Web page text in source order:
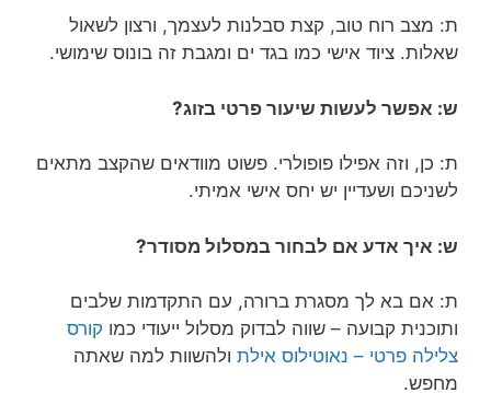
ת: מצב רוח טוב, קצת סבלנות לעצמך, ורצון לשאול
שאלות. ציוד אישי כמו בגד ים ומגבת זה בונוס שימושי.
ש: אפשר לעשות שיעור פרטי בזוג?
ת: כן, וזה אפילו פופולרי. פשוט מוודאים שהקצב מתאים
לשניכם ושעדיין יש יחס אישי אמיתי.
ש: איך אדע אם לבחור במסלול מסודר?
ת: אם בא לך מסגרת ברורה, עם התקדמות שלבים
ותוכנית קבועה – שווה לבדוק מסלול ייעודי כמו קורס
צלילה פרטי – נאוטילוס אילת ולהשוות למה שאתה
מחפש.